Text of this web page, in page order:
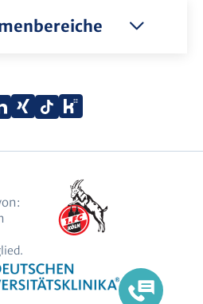
LinkedIn
Xing TiktokKununu